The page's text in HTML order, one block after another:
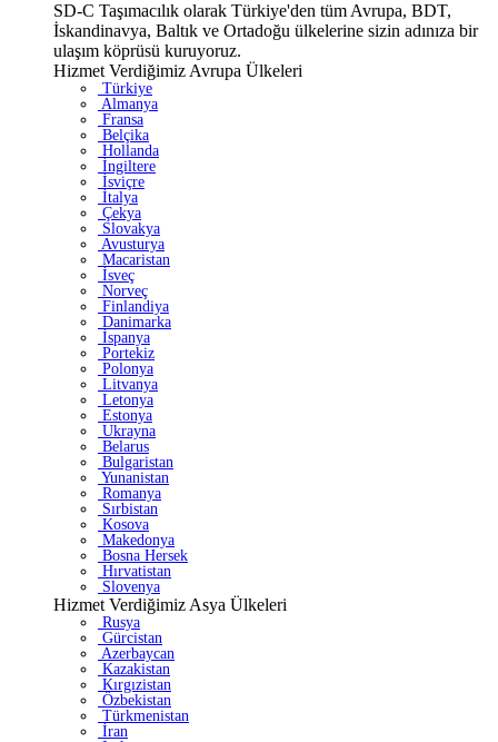
SD-C Taşımacılık olarak Türkiye'den tüm Avrupa, BDT,
İskandinavya, Baltık ve Ortadoğu ülkelerine sizin adınıza bir
ulaşım köprüsü kuruyoruz.
Hizmet Verdiğimiz Avrupa Ülkeleri
Türkiye
Almanya
Fransa
Belçika
Hollanda
İngiltere
İsviçre
İtalya
Çekya
Slovakya
Avusturya
Macaristan
İsveç
Norveç
Finlandiya
Danimarka
İspanya
Portekiz
Polonya
Litvanya
Letonya
Estonya
Ukrayna
Belarus
Bulgaristan
Yunanistan
Romanya
Sırbistan
Kosova
Makedonya
Bosna Hersek
Hırvatistan
Slovenya
Hizmet Verdiğimiz Asya Ülkeleri
Rusya
Gürcistan
Azerbaycan
Kazakistan
Kırgızistan
Özbekistan
Türkmenistan
İran